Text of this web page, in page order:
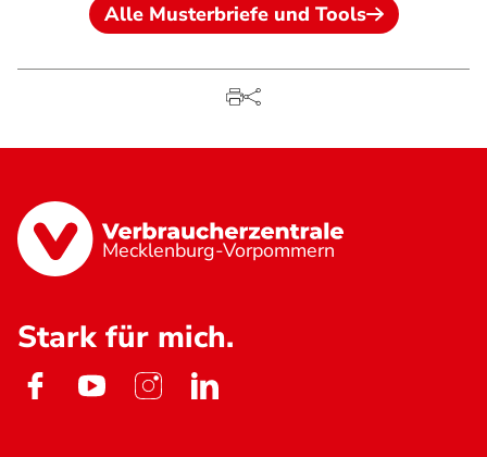
Alle Musterbriefe und Tools
Mecklenburg-Vorpommern
Stark für mich.